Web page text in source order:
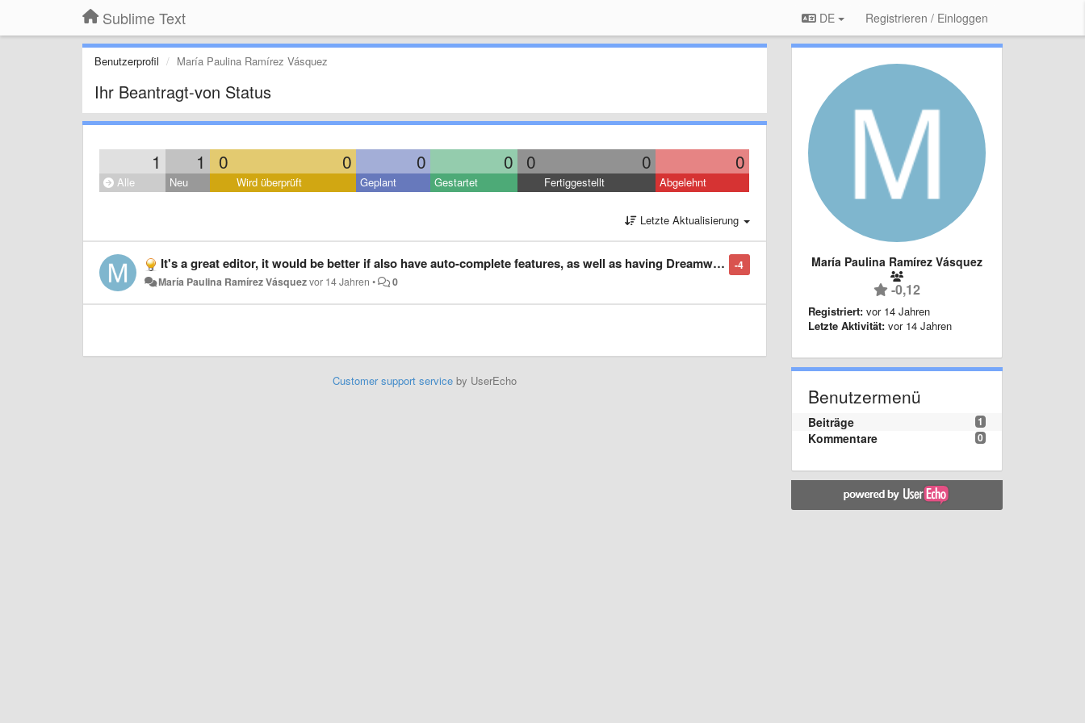
Sublime Text DE Registrieren / Einloggen
Benutzerprofil María Paulina Ramírez Vásquez
Ihr Beantragt-von Status
1 1 0 0 0 0 0 0 0
Alle Neu Wird überprüft Geplant Gestartet Fertiggestellt Abgelehnt
Letzte Aktualisierung
-4
It's a great editor, it would be better if also have auto-complete features, as well as having Dreamweaver, would surely be a very useful feature.
María Paulina Ramírez Vásquezvor 14 Jahren • 0
Customer support serviceby UserEcho
María Paulina Ramírez Vásquez
-0,12
Registriert: vor 14 Jahren
Letzte Aktivität: vor 14 Jahren
Benutzermenü
1
Beiträge
0
Kommentare